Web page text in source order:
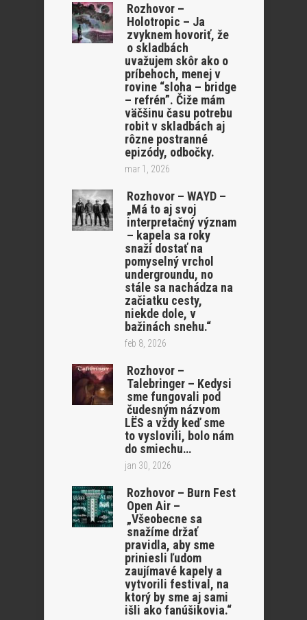
Rozhovor –
Holotropic – Ja
zvyknem hovoriť, že
o skladbách
uvažujem skôr ako o
príbehoch, menej v
rovine “sloha – bridge
– refrén”. Čiže mám
väčšinu času potrebu
robit v skladbách aj
rôzne postranné
epizódy, odbočky.
mar 1, 2026
Rozhovor – WAYD –
„Má to aj svoj
interpretačný význam
– kapela sa roky
snaží dostať na
pomyselný vrchol
undergroundu, no
stále sa nachádza na
začiatku cesty,
niekde dole, v
bažinách snehu.“
feb 8, 2026
Rozhovor –
Talebringer – Kedysi
sme fungovali pod
čudesným názvom
LËS a vždy keď sme
to vyslovili, bolo nám
do smiechu…
jan 30, 2026
Rozhovor – Burn Fest
Open Air –
„Všeobecne sa
snažíme držať
pravidla, aby sme
priniesli ľudom
zaujímavé kapely a
vytvorili festival, na
ktorý by sme aj sami
išli ako fanúšikovia.“